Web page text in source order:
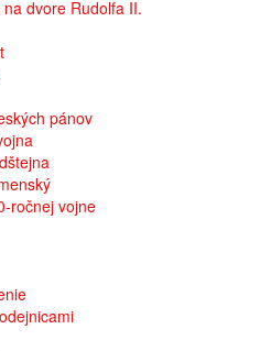
dvore Rudolfa II.
pánov
ročnej vojne